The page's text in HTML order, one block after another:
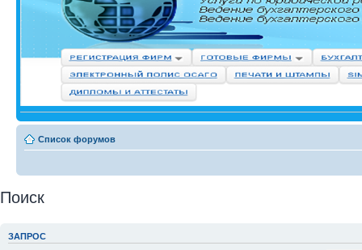
Список форумов
Поиск
ЗАПРОС